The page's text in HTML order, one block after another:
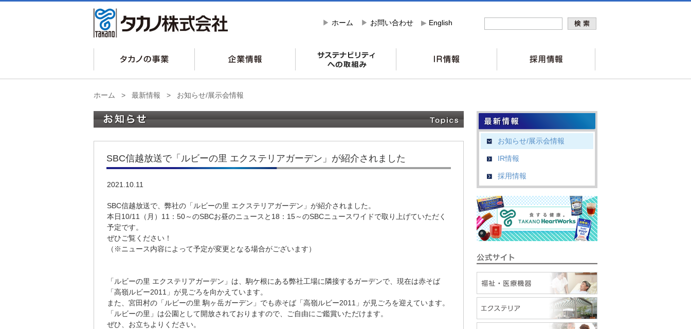
▶ ホーム ▶ お問い合わせ ▶ English
ホーム > 最新情報 > お知らせ/展示会情報
SBC信越放送で「ルビーの里 エクステリアガーデン」が紹介されました
2021.10.11
SBC信越放送で、弊社の「ルビーの里 エクステリアガーデン」が紹介されました。
本日10/11（月）11：50～のSBCお昼のニュースと18：15～のSBCニュースワイドで取り上げていただく
予定です。
ぜひご覧ください！
（※ニュース内容によって予定が変更となる場合がございます）
「ルビーの里 エクステリアガーデン」は、駒ケ根にある弊社工場に隣接するガーデンで、現在は赤そば
「高嶺ルビー2011」が見ごろを向かえています。
また、宮田村の「ルビーの里 駒ヶ岳ガーデン」でも赤そば「高嶺ルビー2011」が見ごろを迎えています。
「ルビーの里」は公園として開放されておりますので、ご自由にご鑑賞いただけます。
ぜひ、お立ちよりください。
お知らせ/展示会情報
IR情報
採用情報